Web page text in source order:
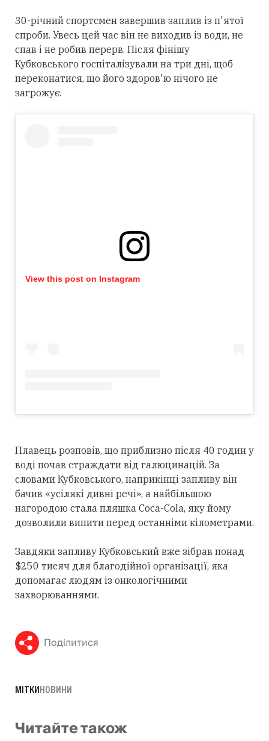
30-річний спортсмен завершив заплив із п'ятої
спроби. Увесь цей час він не виходив із води, не
спав і не робив перерв. Після фінішу
Кубковського госпіталізували на три дні, щоб
переконатися, що його здоров'ю нічого не
загрожує.
View this post on Instagram
Плавець розповів, що приблизно після 40 годин у
воді почав страждати від галюцинацій. За
словами Кубковського, наприкінці запливу він
бачив «усілякі дивні речі», а найбільшою
нагородою стала пляшка Coca-Cola, яку йому
дозволили випити перед останніми кілометрами.
Завдяки запливу Кубковський вже зібрав понад
$250 тисяч для благодійної організації, яка
допомагає людям із онкологічними
захворюваннями.
Поділитися
МІТКИНОВИНИ
Читайте також